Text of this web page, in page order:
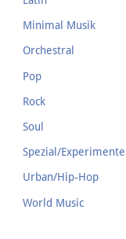
Minimal Musik
Orchestral
Pop
Rock
Soul
Spezial/Experimentell
Urban/Hip-Hop
World Music